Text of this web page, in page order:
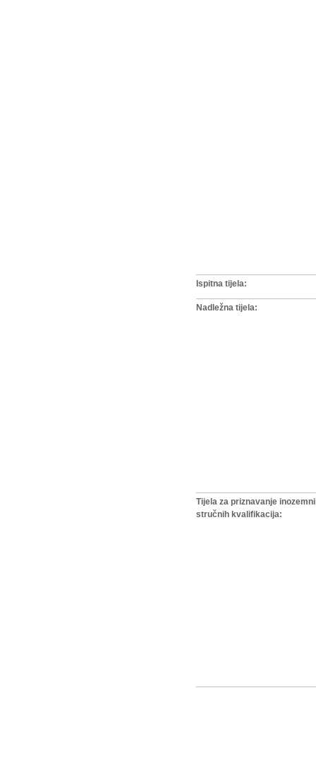
Ispitna tijela:
Nadležna tijela:
Tijela za priznavanje
stručnih kvalifikacija: